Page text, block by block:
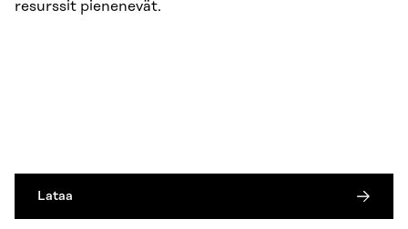
resurssit pienenevät.
Lataa